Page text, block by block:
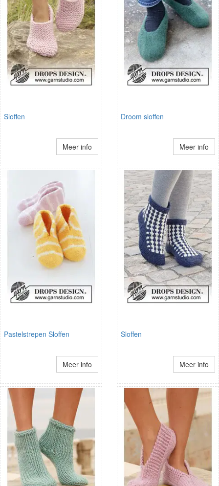
Sloffen
Meer info
Droom sloffen
Meer info
Pastelstrepen Sloffen
Meer info
Sloffen
Meer info